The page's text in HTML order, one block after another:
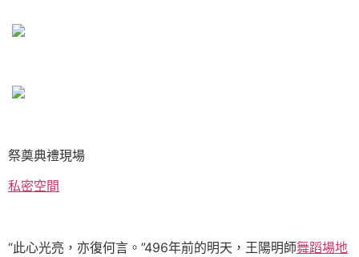
祭奠典禮現場
私密空間
“此心光亮，亦復何言。”496年前的明天，王陽明師舞蹈場地